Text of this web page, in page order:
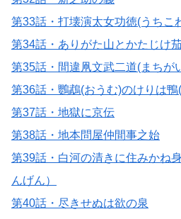
第33話・打壊演太女功徳(うちこ
第34話・ありがた山とかたじけ
第35話・間違凧文武二道(まちが
第36話・鸚鵡(おうむ)のけりは鴨
第37話・地獄に京伝
第38話・地本問屋仲間事之始
第39話・白河の清きに住みかね
んげん）
第40話・尽きせぬは欲の泉